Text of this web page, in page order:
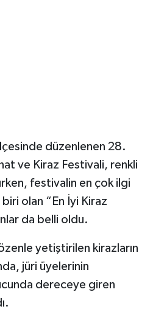
düzenlenen 28.
ve Kiraz Festivali, renkli
festivalin en çok ilgi
olan “En İyi Kiraz
da belli oldu.
yetiştirilen kirazların
jüri üyelerinin
dereceye giren